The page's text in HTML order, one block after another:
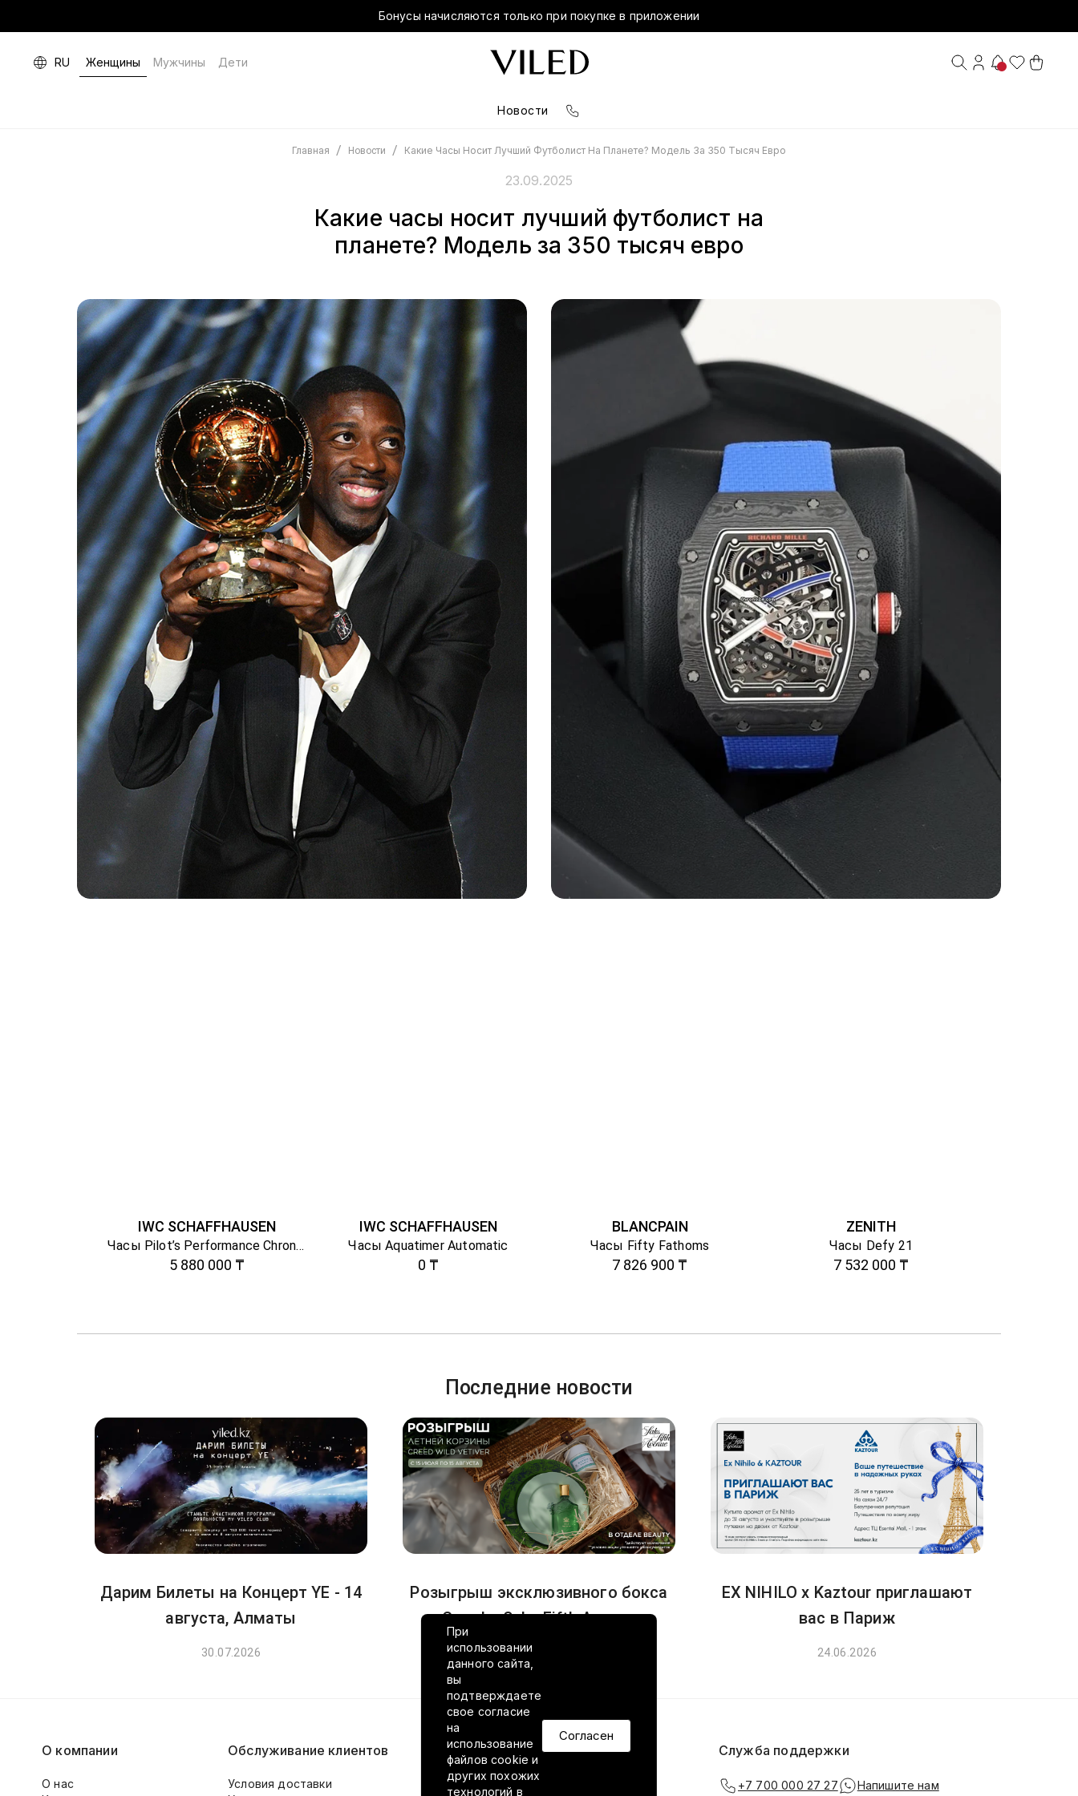
Бонусы начисляются только при покупке в приложении
RU Женщины Мужчины Дети
Новости
Главная / Новости / Какие Часы Носит Лучший Футболист На Планете? Модель За 350 Тысяч Евро
23.09.2025
Какие часы носит лучший футболист на
планете? Модель за 350 тысяч евро
IWC SCHAFFHAUSEN
Часы Pilot’s Performance Chronograph
5 880 000 ₸
IWC SCHAFFHAUSEN
Часы Aquatimer Automatic
0 ₸
BLANCPAIN
Часы Fifty Fathoms
7 826 900 ₸
ZENITH
Часы Defy 21
7 532 000 ₸
Последние новости
Дарим Билеты на Концерт YE - 14
августа, Алматы
30.07.2026
Розыгрыш эксклюзивного бокса
Creed в Saks Fifth Avenue
10.07.2026
EX NIHILO x Kaztour приглашают
вас в Париж
24.06.2026
При
использовании
данного сайта,
вы
подтверждаете
свое согласие
на
использование
файлов cookie и
других похожих
технологий в
Согласен
О компании
О нас
Обслуживание клиентов
Условия доставки
VILED в соцсетях Служба поддержки
+7 700 000 27 27 Напишите нам